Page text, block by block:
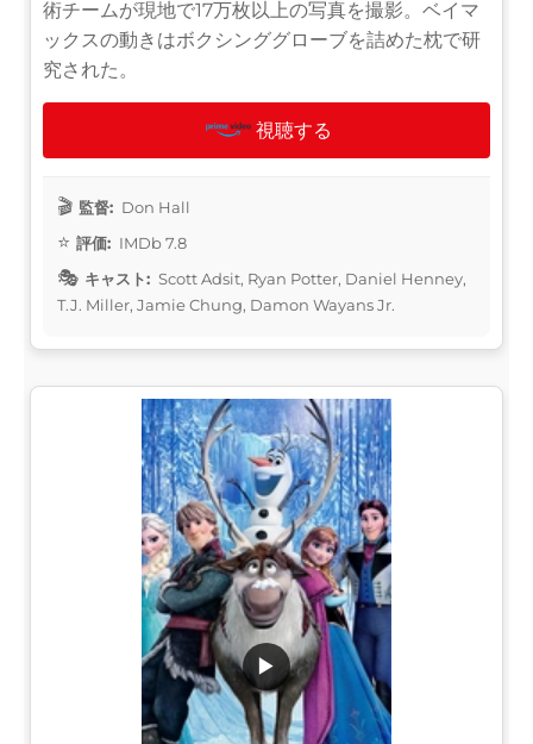
術チームが現地で17万枚以上の写真を撮影。ベイマ
ックスの動きはボクシンググローブを詰めた枕で研
究された。
視聴する
監督: Don Hall
評価: IMDb 7.8
キャスト: Scott Adsit, Ryan Potter, Daniel Henney,
T.J. Miller, Jamie Chung, Damon Wayans Jr.
▶